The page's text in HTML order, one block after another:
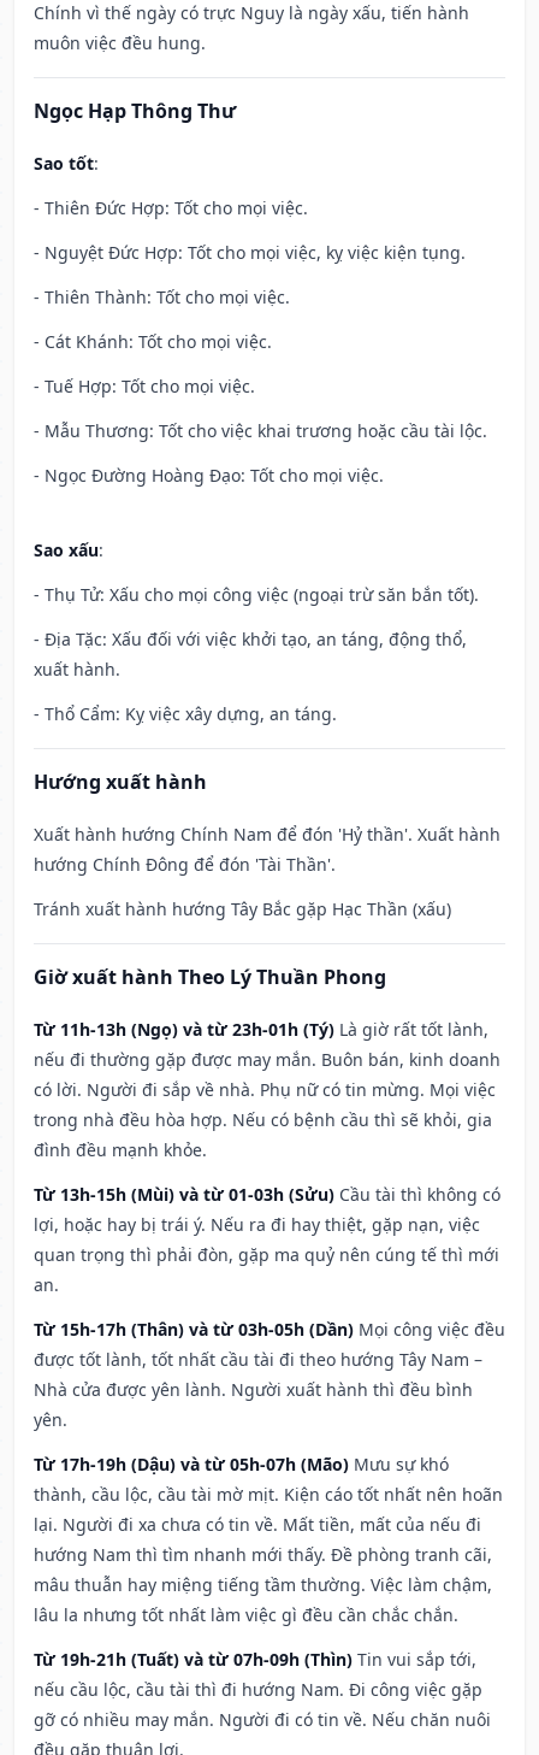
Chính vì thế ngày có trực Nguy là ngày xấu, tiến hành
muôn việc đều hung.
Ngọc Hạp Thông Thư
Sao tốt:
- Thiên Đức Hợp: Tốt cho mọi việc.
- Nguyệt Đức Hợp: Tốt cho mọi việc, kỵ việc kiện tụng.
- Thiên Thành: Tốt cho mọi việc.
- Cát Khánh: Tốt cho mọi việc.
- Tuế Hợp: Tốt cho mọi việc.
- Mẫu Thương: Tốt cho việc khai trương hoặc cầu tài lộc.
- Ngọc Đường Hoàng Đạo: Tốt cho mọi việc.
Sao xấu:
- Thụ Tử: Xấu cho mọi công việc (ngoại trừ săn bắn tốt).
- Địa Tặc: Xấu đối với việc khởi tạo, an táng, động thổ,
xuất hành.
- Thổ Cẩm: Kỵ việc xây dựng, an táng.
Hướng xuất hành
Xuất hành hướng Chính Nam để đón 'Hỷ thần'. Xuất hành
hướng Chính Đông để đón 'Tài Thần'.
Tránh xuất hành hướng Tây Bắc gặp Hạc Thần (xấu)
Giờ xuất hành Theo Lý Thuần Phong
Từ 11h-13h (Ngọ) và từ 23h-01h (Tý) Là giờ rất tốt lành,
nếu đi thường gặp được may mắn. Buôn bán, kinh doanh
có lời. Người đi sắp về nhà. Phụ nữ có tin mừng. Mọi việc
trong nhà đều hòa hợp. Nếu có bệnh cầu thì sẽ khỏi, gia
đình đều mạnh khỏe.
Từ 13h-15h (Mùi) và từ 01-03h (Sửu) Cầu tài thì không có
lợi, hoặc hay bị trái ý. Nếu ra đi hay thiệt, gặp nạn, việc
quan trọng thì phải đòn, gặp ma quỷ nên cúng tế thì mới
an.
Từ 15h-17h (Thân) và từ 03h-05h (Dần) Mọi công việc đều
được tốt lành, tốt nhất cầu tài đi theo hướng Tây Nam –
Nhà cửa được yên lành. Người xuất hành thì đều bình
yên.
Từ 17h-19h (Dậu) và từ 05h-07h (Mão) Mưu sự khó
thành, cầu lộc, cầu tài mờ mịt. Kiện cáo tốt nhất nên hoãn
lại. Người đi xa chưa có tin về. Mất tiền, mất của nếu đi
hướng Nam thì tìm nhanh mới thấy. Đề phòng tranh cãi,
mâu thuẫn hay miệng tiếng tầm thường. Việc làm chậm,
lâu la nhưng tốt nhất làm việc gì đều cần chắc chắn.
Từ 19h-21h (Tuất) và từ 07h-09h (Thìn) Tin vui sắp tới,
nếu cầu lộc, cầu tài thì đi hướng Nam. Đi công việc gặp
gỡ có nhiều may mắn. Người đi có tin về. Nếu chăn nuôi
đều gặp thuận lợi.